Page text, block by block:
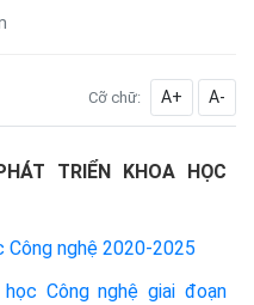
Cỡ chữ: A+ A-
TRIỂN KHOA HỌC
Công nghệ 2020-2025
Công nghệ giai đoạn